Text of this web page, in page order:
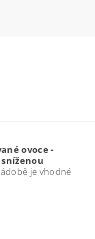
ovoce -
je vhodné